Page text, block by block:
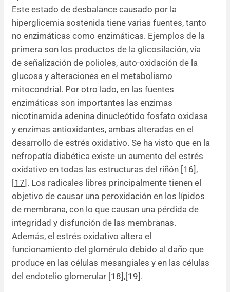
Este estado de desbalance causado por la
hiperglicemia sostenida tiene varias fuentes, tanto
no enzimáticas como enzimáticas. Ejemplos de la
primera son los productos de la glicosilación, vía
de señalización de polioles, auto-oxidación de la
glucosa y alteraciones en el metabolismo
mitocondrial. Por otro lado, en las fuentes
enzimáticas son importantes las enzimas
nicotinamida adenina dinucleótido fosfato oxidasa
y enzimas antioxidantes, ambas alteradas en el
desarrollo de estrés oxidativo. Se ha visto que en la
nefropatía diabética existe un aumento del estrés
oxidativo en todas las estructuras del riñón [16],
[17]. Los radicales libres principalmente tienen el
objetivo de causar una peroxidación en los lípidos
de membrana, con lo que causan una pérdida de
integridad y disfunción de las membranas.
Además, el estrés oxidativo altera el
funcionamiento del glomérulo debido al daño que
produce en las células mesangiales y en las células
del endotelio glomerular [18] ,[19].